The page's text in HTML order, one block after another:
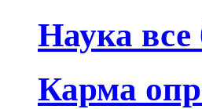
Наука все
Карма